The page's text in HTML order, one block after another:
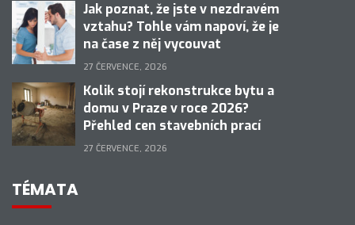
Jak poznat, že jste v nezdravém
vztahu? Tohle vám napoví, že je
na čase z něj vycouvat
27 ČERVENCE, 2026
Kolik stojí rekonstrukce bytu a
domu v Praze v roce 2026?
Přehled cen stavebních prací
27 ČERVENCE, 2026
TÉMATA